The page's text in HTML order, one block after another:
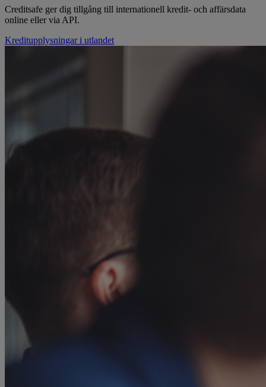
Creditsafe ger dig tillgång till internationell kredit- och affärsdata
online eller via API.
Kreditupplysningar i utlandet